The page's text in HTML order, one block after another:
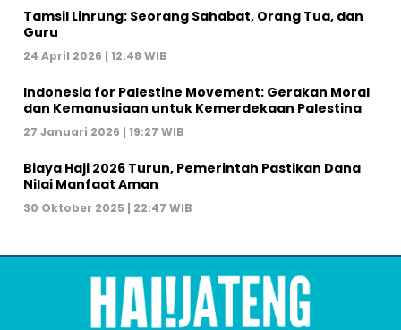
Tamsil Linrung: Seorang Sahabat, Orang Tua, dan
Guru
24 April 2026 | 12:48 WIB
Indonesia for Palestine Movement: Gerakan Moral
dan Kemanusiaan untuk Kemerdekaan Palestina
27 Januari 2026 | 19:27 WIB
Biaya Haji 2026 Turun, Pemerintah Pastikan Dana
Nilai Manfaat Aman
30 Oktober 2025 | 22:47 WIB